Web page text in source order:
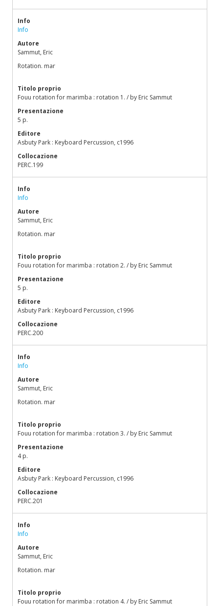
Info
Info
Autore
Sammut, Eric
Rotation. mar
Titolo proprio
Fouu rotation for marimba : rotation 1. / by Eric Sammut
Presentazione
5 p.
Editore
Asbuty Park : Keyboard Percussion, c1996
Collocazione
PERC.199
Info
Info
Autore
Sammut, Eric
Rotation. mar
Titolo proprio
Fouu rotation for marimba : rotation 2. / by Eric Sammut
Presentazione
5 p.
Editore
Asbuty Park : Keyboard Percussion, c1996
Collocazione
PERC.200
Info
Info
Autore
Sammut, Eric
Rotation. mar
Titolo proprio
Fouu rotation for marimba : rotation 3. / by Eric Sammut
Presentazione
4 p.
Editore
Asbuty Park : Keyboard Percussion, c1996
Collocazione
PERC.201
Info
Info
Autore
Sammut, Eric
Rotation. mar
Titolo proprio
Fouu rotation for marimba : rotation 4. / by Eric Sammut